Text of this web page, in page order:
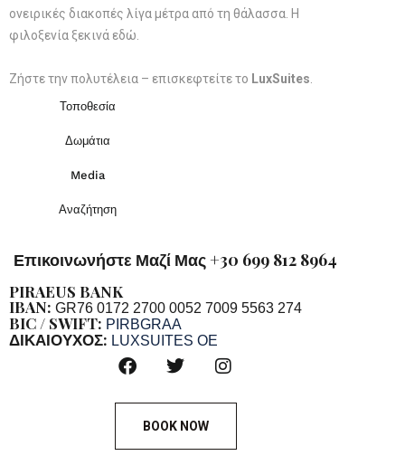
ονειρικές διακοπές λίγα μέτρα από τη θάλασσα. Η
φιλοξενία ξεκινά εδώ.
Ζήστε την πολυτέλεια – επισκεφτείτε το LuxSuites
Τοποθεσία
Δωμάτια
Media
Αναζήτηση
Επικοινωνήστε Μαζί Μας +30 699 812 8964
PIRAEUS BANK
IBAN: GR76 0172 2700 0052 7009 5563 274
BIC / SWIFT: PIRBGRAA
ΔΙΚΑΙΟΥΧΟΣ: LUXSUITES OE
BOOK NOW